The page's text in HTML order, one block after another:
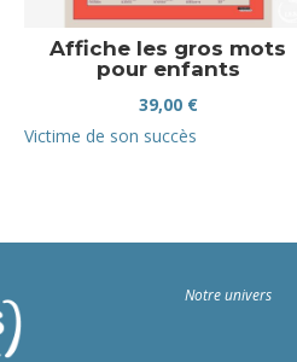
Affiche les gros mots
pour enfants
39,00 €
Victime de son succès
Notre univers